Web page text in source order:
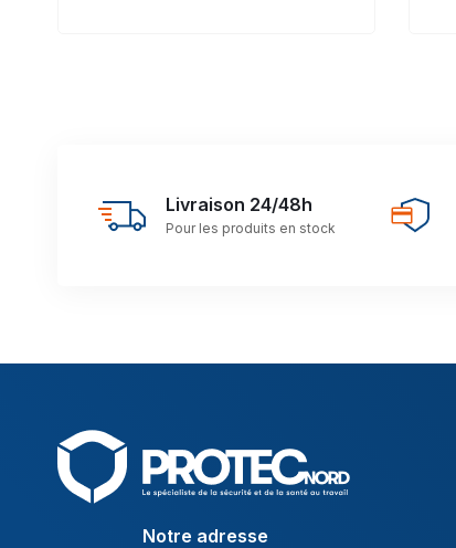
Livraison 24/48h
Pour les produits en stock
Notre adresse